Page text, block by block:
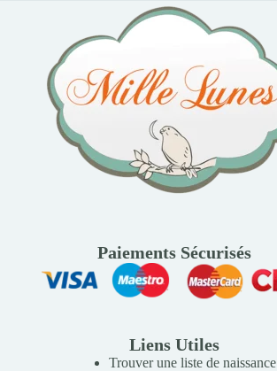
Paiements Sécurisés
Liens Utiles
Trouver une liste de naissance